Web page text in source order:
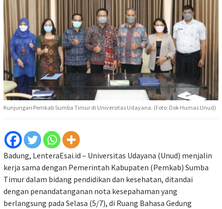
Kunjungan Pemkab Sumba Timur di Universitas Udayana. (Foto: Dok Humas Unud)
Badung, LenteraEsai.id – Universitas Udayana (Unud) menjalin
kerja sama dengan Pemerintah Kabupaten (Pemkab) Sumba
Timur dalam bidang pendidikan dan kesehatan, ditandai
dengan penandatanganan nota kesepahaman yang
berlangsung pada Selasa (5/7), di Ruang Bahasa Gedung